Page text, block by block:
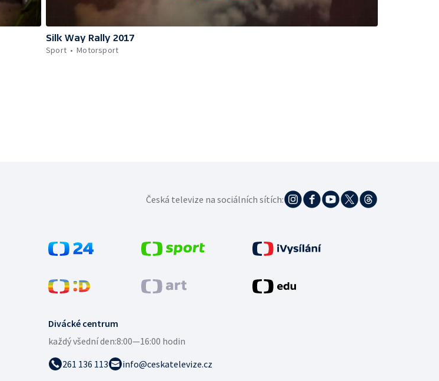
Silk Way Rally 2017
Sport
Motorsport
Divácké centrum
každý všední den:8:00—16:00 hodin
261 136 113
info@ceskatelevize.cz
Česká televize na sociálních sítích: